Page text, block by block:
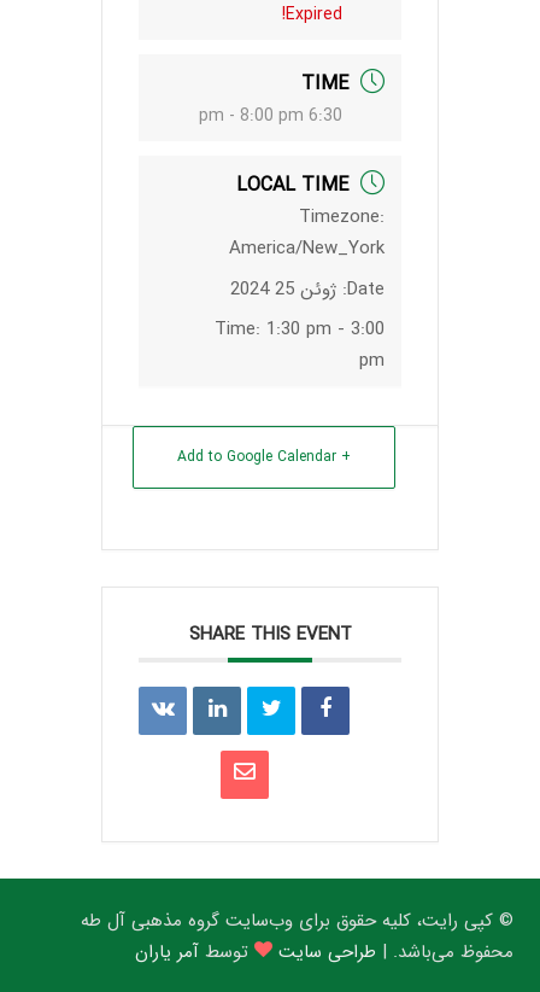
Expired!
TIME
6:30 pm - 8:00 pm
LOCAL TIME
Timezone:
America/New_York
Date: ژوئن 25 2024
Time: 1:30 pm - 3:00
pm
+ Add to Google Calendar
SHARE THIS EVENT
© کپی رایت، کلیه حقوق برای وب‌سایت گروه مذهبی آل طه
محفوظ می‌باشد. | طراحی سایت توسطآمر یاران